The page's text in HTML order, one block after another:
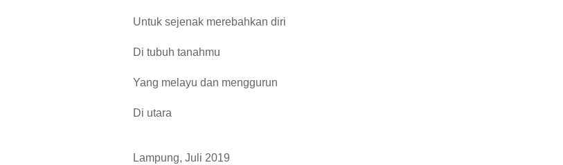
Untuk sejenak merebahkan diri
Di tubuh tanahmu
Yang melayu dan menggurun
Di utara
Lampung, Juli 2019